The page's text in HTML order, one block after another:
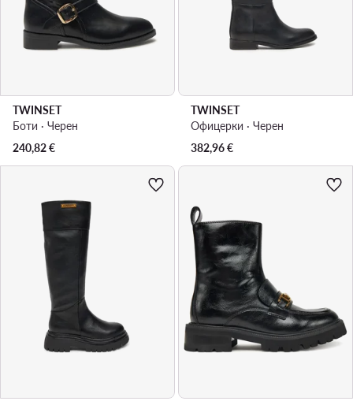
TWINSET
Боти · Черен
240,82€
TWINSET
Офицерки · Черен
382,96€